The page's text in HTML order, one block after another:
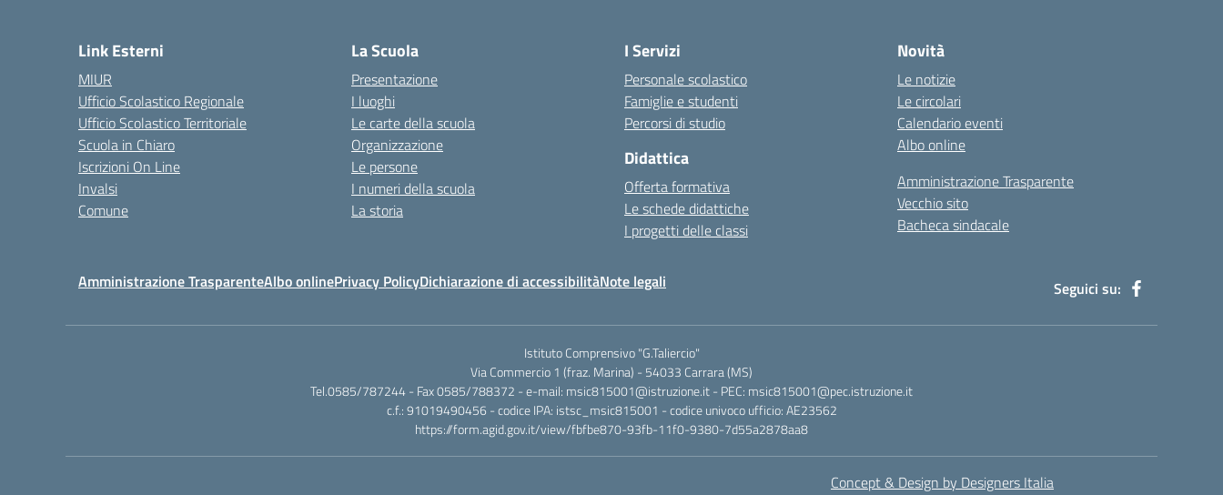
Link Esterni
MIUR
Ufficio Scolastico Regionale
Ufficio Scolastico Territoriale
Scuola in Chiaro
Iscrizioni On Line
Invalsi
Comune
La Scuola
Presentazione
I luoghi
Le carte della scuola
Organizzazione
Le persone
I numeri della scuola
La storia
I Servizi
Personale scolastico
Famiglie e studenti
Percorsi di studio
Didattica
Offerta formativa
Le schede didattiche
I progetti delle classi
Novità
Le notizie
Le circolari
Calendario eventi
Albo online
Amministrazione Trasparente
Vecchio sito
Bacheca sindacale
Amministrazione TrasparenteAlbo onlinePrivacy PolicyDichiarazione di accessibilitàNote legali Seguici su:
Istituto Comprensivo "G.Taliercio"
Via Commercio 1 (fraz. Marina) - 54033 Carrara (MS)
Tel.0585/787244 - Fax 0585/788372 - e-mail: msic815001@istruzione.it - PEC: msic815001@pec.istruzione.it
c.f.: 91019490456 - codice IPA: istsc_msic815001 - codice univoco ufficio: AE23562
https://form.agid.gov.it/view/fbfbe870-93fb-11f0-9380-7d55a2878aa8
Concept & Design by Designers Italia